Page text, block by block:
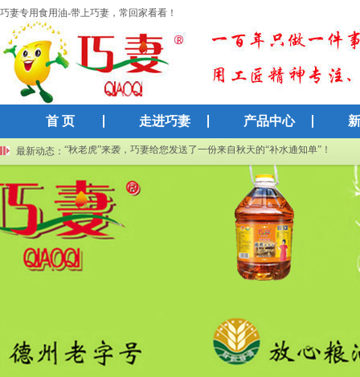
巧妻专用食用油-带上巧妻，常回家看看！
首 页 走进巧妻 产品中心
最新动态：
巧妻集团再获高新技术企业认证：以科技创新赋能传统粮油产业
“秋老虎”来袭，巧妻给您发送了一份来自秋天的“补水通知单”！